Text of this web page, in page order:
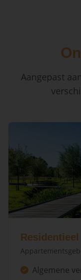
Aangepast
Residentieel
Algemene